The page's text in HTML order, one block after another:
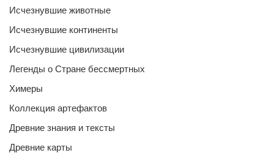
Исчезнувшие животные
Исчезнувшие континенты
Исчезнувшие цивилизации
Легенды о Стране бессмертных
Химеры
Коллекция артефактов
Древние знания и тексты
Древние карты